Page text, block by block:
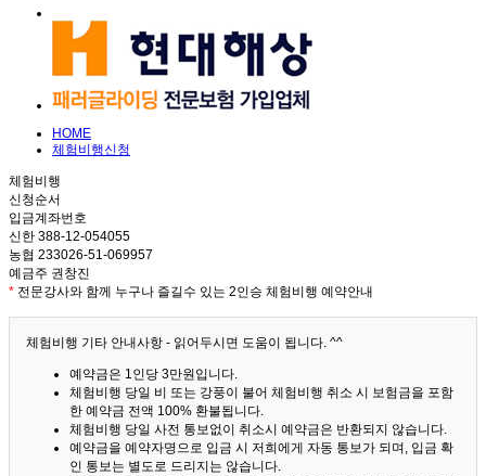
HOME
체험비행신청
체험비행
신청순서
입금계좌번호
신한 388-12-054055
농협 233026-51-069957
예금주 권창진
* 전문강사와 함께 누구나 즐길수 있는 2인승 체험비행 예약안내
체험비행 기타 안내사항 - 읽어두시면 도움이 됩니다. ^^
예약금은 1인당 3만원입니다.
체험비행 당일 비 또는 강풍이 불어 체험비행 취소 시 보험금을 포함
한 예약금 전액 100% 환불됩니다.
체험비행 당일 사전 통보없이 취소시 예약금은 반환되지 않습니다.
예약금을 예약자명으로 입금 시 저희에게 자동 통보가 되며, 입금 확
인 통보는 별도로 드리지는 않습니다.